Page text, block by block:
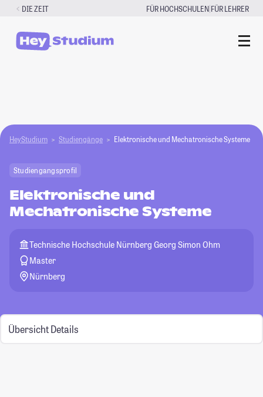
Zum
springen
DIE ZEIT FÜR HOCHSCHULEN|FÜR LEHRER
HeyStudium Studiengänge Elektronische und Mechatronische Systeme
Studiengangsprofil
Elektronische und
Mechatronische Systeme
Technische Hochschule Nürnberg Georg Simon Ohm
Master
Nürnberg
Übersicht Details